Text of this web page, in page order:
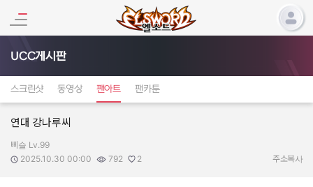
UCC게시판
스크린샷 동영상 팬아트 팬카툰
연대 강나루씨
작성자:
삐슬 Lv.99
작성일:
2025.10.30 00:00
조회수:
792
추천수:
2 주소복사